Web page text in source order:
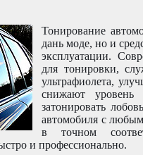
Тонирование
дань моде, но и
эксплуатации.
для тонировки,
ультрафиолета,
снижают
затонировать
автомобиля с
в точном
и профессионально.